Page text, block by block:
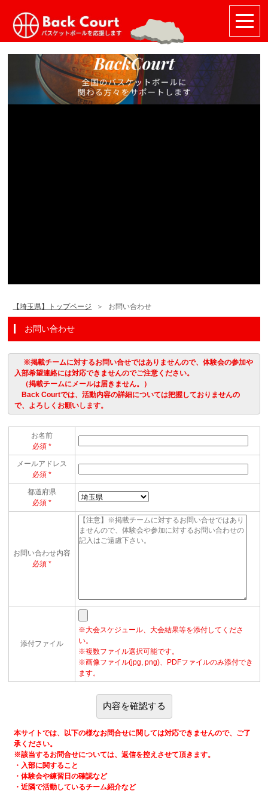
【埼玉県】トップページ お問い合わせ
お問い合わせ
※掲載チームに対するお問い合せではありませんので、体験会の参加や
入部希望連絡には対応できませんのでご注意ください。
（掲載チームにメールは届きません。）
Back Courtでは、活動内容の詳細については把握しておりませんの
で、よろしくお願いします。
お名前
必須
メールアドレス
必須
都道府県
必須
お問い合わせ内容
必須
添付ファイル
※大会スケジュール、大会結果等を添付してくださ
い。
※複数ファイル選択可能です。
※画像ファイル(jpg, png)、PDFファイルのみ添付でき
ます。
本サイトでは、以下の様なお問合せに関しては対応できませんので、ご了
承ください。
※該当するお問合せについては、返信を控えさせて頂きます。
・入部に関すること
・体験会や練習日の確認など
・近隣で活動しているチーム紹介など